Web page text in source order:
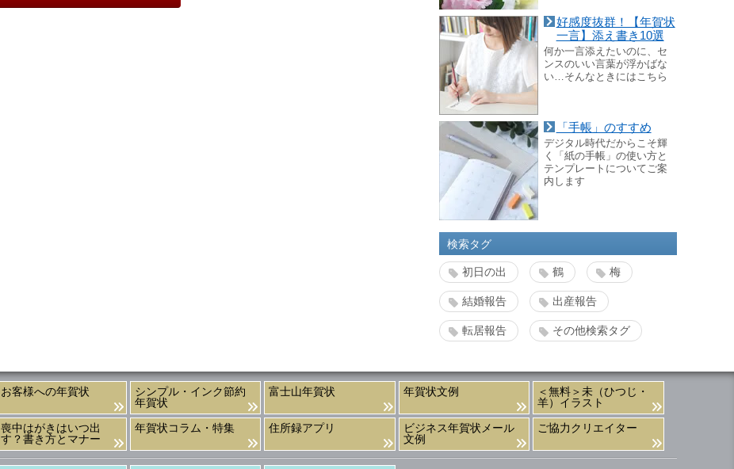
好感度抜群！【年賀状
一言】添え書き10選
何か一言添えたいのに、セ
ンスのいい言葉が浮かばな
い…そんなときにはこちら
「手帳」のすすめ
デジタル時代だからこそ輝
く「紙の手帳」の使い方と
テンプレートについてご案
内します
検索タグ
初日の出 鶴 梅
結婚報告 出産報告
転居報告 その他検索タグ
お客様への年賀状
シンプル・インク節約
年賀状
富士山年賀状 年賀状文例
＜無料＞未（ひつじ・
羊）イラスト
喪中はがきはいつ出
す？書き方とマナー
年賀状コラム・特集 住所録アプリ
ビジネス年賀状メール
文例
ご協力クリエイター